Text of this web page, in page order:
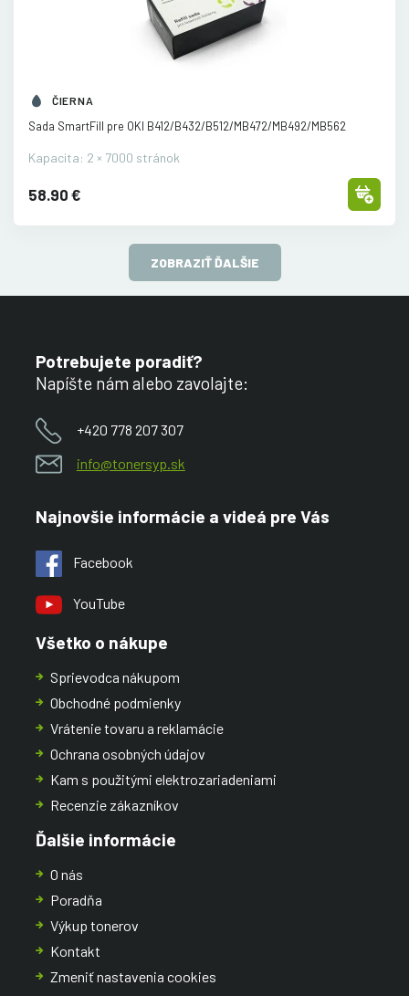
ČIERNA
Sada SmartFill pre OKI B412/B432/B512/MB472/MB492/MB562
Kapacita: 2 × 7000 stránok
58.90 €
ZOBRAZIŤ ĎALŠIE
Potrebujete poradiť?
Napíšte nám alebo zavolajte:
+420 778 207 307
info@tonersyp.sk
Najnovšie informácie a videá pre Vás
Facebook
YouTube
Všetko o nákupe
Sprievodca nákupom
Obchodné podmienky
Vrátenie tovaru a reklamácie
Ochrana osobných údajov
Kam s použitými elektrozariadeniami
Recenzie zákazníkov
Ďalšie informácie
O nás
Poradňa
Výkup tonerov
Kontakt
Zmeniť nastavenia cookies